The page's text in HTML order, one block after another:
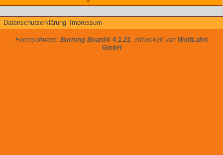
Datenschutzerklärung Impressum
Forensoftware: Burning Board® 4.1.21, entwickelt von WoltLab®
GmbH